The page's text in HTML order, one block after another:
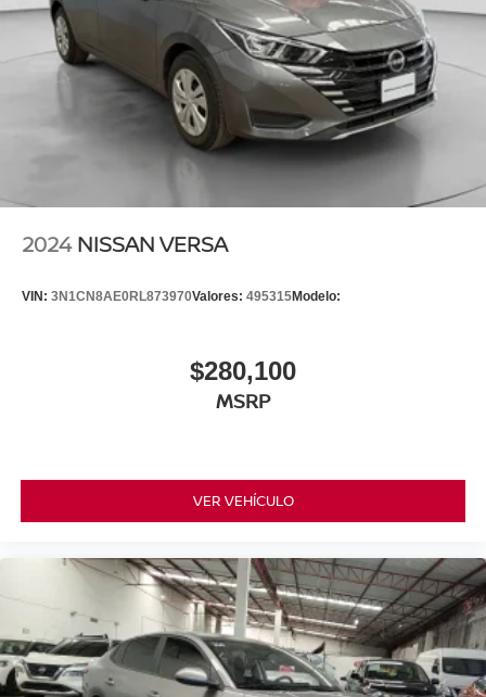
2024 NISSAN VERSA
VIN: 3N1CN8AE0RL873970Valores: 495315Modelo:
$280,100
MSRP
VER VEHÍCULO